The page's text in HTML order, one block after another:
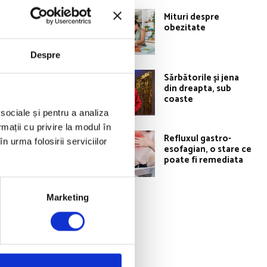
Despre
și pentru a analiza
cu privire la modul în
urma folosirii serviciilor
Marketing
zi
tiroida, boli
faci câteva
hormonii
Mituri despre
obezitate
Sărbătorile și jena
din dreapta, sub
coaste
Refluxul gastro-
esofagian, o stare ce
poate fi remediata